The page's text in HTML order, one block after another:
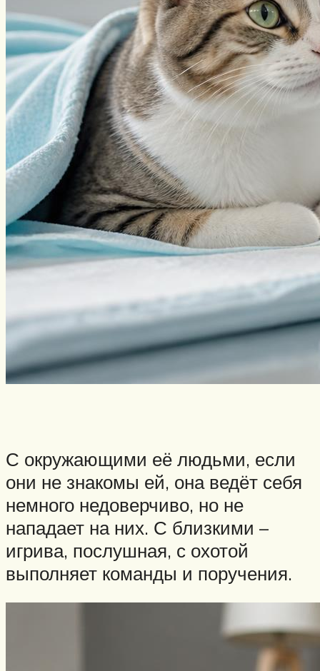
С окружающими её людьми, если
они не знакомы ей, она ведёт себя
немного недоверчиво, но не
нападает на них. С близкими –
игрива, послушная, с охотой
выполняет команды и поручения.